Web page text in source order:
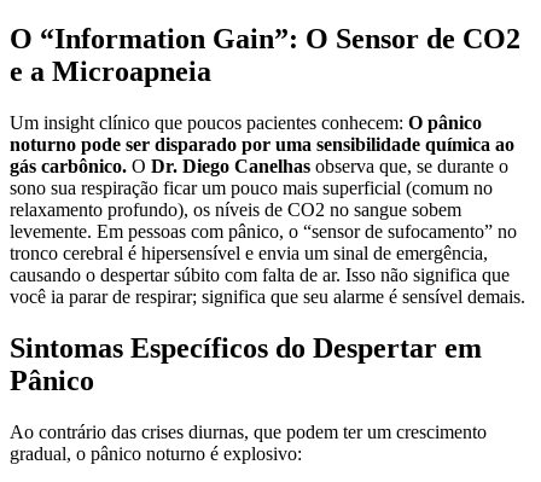
O “Information Gain”: O Sensor de CO2
e a Microapneia
Um insight clínico que poucos pacientes conhecem: O pânico
noturno pode ser disparado por uma sensibilidade química ao
gás carbônico. O Dr. Diego Canelhas observa que, se durante o
sono sua respiração ficar um pouco mais superficial (comum no
relaxamento profundo), os níveis de CO2 no sangue sobem
levemente. Em pessoas com pânico, o “sensor de sufocamento” no
tronco cerebral é hipersensível e envia um sinal de emergência,
causando o despertar súbito com falta de ar. Isso não significa que
você ia parar de respirar; significa que seu alarme é sensível demais.
Sintomas Específicos do Despertar em
Pânico
Ao contrário das crises diurnas, que podem ter um crescimento
gradual, o pânico noturno é explosivo: